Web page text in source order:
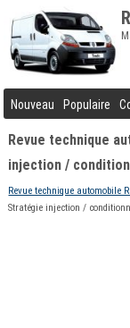
Nouveau Populaire
Revue technique
injection /
Revue technique automobile
Stratégie injection /